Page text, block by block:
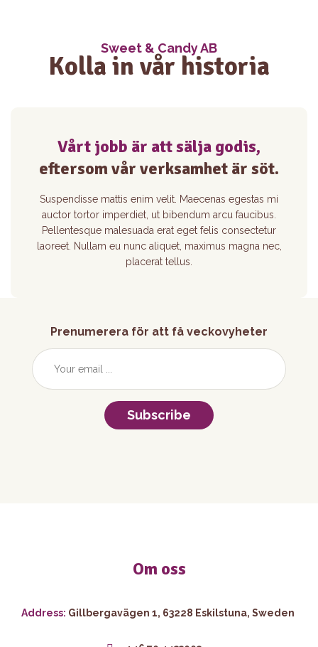
Sweet & Candy AB
Kolla in vår historia
Vårt jobb är att sälja godis,
eftersom vår verksamhet är söt.
Suspendisse mattis enim velit. Maecenas egestas mi
auctor tortor imperdiet, ut bibendum arcu faucibus.
Pellentesque malesuada erat eget felis consectetur
laoreet. Nullam eu nunc aliquet, maximus magna nec,
placerat tellus.
Prenumerera för att få veckovyheter
Subscribe
Om oss
Address: Gillbergavägen 1, 63228 Eskilstuna, Sweden